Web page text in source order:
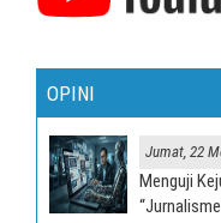
OPINI
Jumat, 22
Menguji